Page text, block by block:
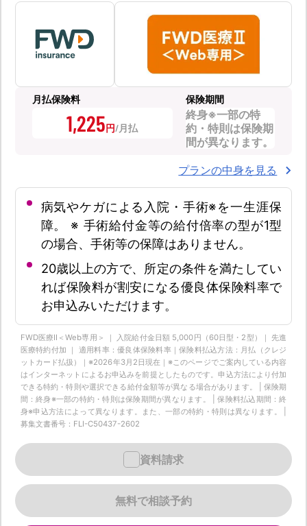
月払保険料
1,225 円
保険期間
終身※一部の特
約・特則は保険期
間が異なります。
プランの中身を見る
病気やケガによる入院・手術※を一生涯保
障。 ※ 手術給付金等の給付倍率の型が1型
の場合、手術等の保障はありません。
20歳以上の方で、所定の条件を満たしてい
れば保険料が割安になる優良体保険料率で
お申込みいただけます。
FWD医療Ⅱ＜Web専用＞ ｜ 入院給付金日額 5,000円（60日型・2型）｜ 先進
医療特約付加 ｜ 適用料率：優良体保険料率｜保険料払込方法：月払（クレジ
ットカード払扱）｜※2026年3月2日現在｜※このページでご案内している内容
はインターネットによるお申込みを前提としたものです。申込方法により付加
できる特約・特則や選択できる給付金額等が異なる場合があります。 | 保険期
間：終身※一部の特約・特則は保険期間が異なります。 | 保険料払込期間：終
身※申込方法によって異なります。また、一部の特約・特則は異なります。 |
募集文書番号：FLI-C50437-2602
無料で相談予約
資料請求